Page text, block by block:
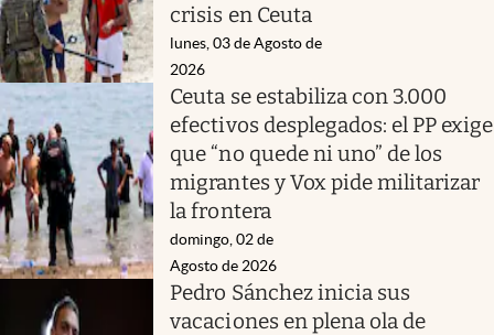
crisis en Ceuta
lunes, 03 de Agosto de
2026
Ceuta se estabiliza con 3.000
efectivos desplegados: el PP exige
que “no quede ni uno” de los
migrantes y Vox pide militarizar
la frontera
domingo, 02 de
Agosto de 2026
Pedro Sánchez inicia sus
vacaciones en plena ola de